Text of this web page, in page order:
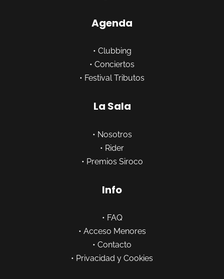
Agenda
• Clubbing
• Conciertos
• Festival Tributos
La Sala
• Nosotros
• Rider
• Premios Siroco
Info
• FAQ
• Acceso Menores
• Contacto
• Privacidad y Cookies